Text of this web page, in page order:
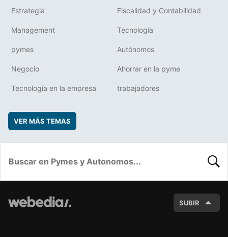
Estrategia Fiscalidad y Contabilidad
Management Tecnología
pymes Autónomos
Negocio Ahorrar en la pyme
Tecnología en la empresa trabajadores
VER MÁS TEMAS
SUBIR